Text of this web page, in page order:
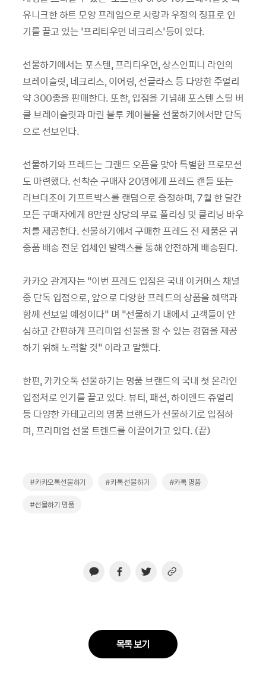
유니크한 하트 모양 프레임으로 사랑과 우정의 징표로 인
기를 끌고 있는 ‘프리티우먼 네크리스’등이 있다.
선물하기에서는 포스텐, 프리티우먼, 샹스인피니 라인의
브레이슬릿, 네크리스, 이어링, 선글라스 등 다양한 주얼리
약 300종을 판매한다. 또한, 입점을 기념해 포스텐 스틸 버
클 브레이슬릿과 마린 블루 케이블을 선물하기에서만 단독
으로 선보인다.
선물하기와 프레드는 그랜드 오픈을 맞아 특별한 프로모션
도 마련했다. 선착순 구매자 20명에게 프레드 캔들 또는
리브더조이 기프트박스를 랜덤으로 증정하며, 7월 한 달간
모든 구매자에게 8만원 상당의 무료 폴리싱 및 클리닝 바우
처를 제공한다. 선물하기에서 구매한 프레드 전 제품은 귀
중품 배송 전문 업체인 발렉스를 통해 안전하게 배송된다.
카카오 관계자는 “이번 프레드 입점은 국내 이커머스 채널
중 단독 입점으로, 앞으로 다양한 프레드의 상품을 혜택과
함께 선보일 예정이다” 며 “선물하기 내에서 고객들이 안
심하고 간편하게 프리미엄 선물을 할 수 있는 경험을 제공
하기 위해 노력할 것” 이라고 말했다.
한편, 카카오톡 선물하기는 명품 브랜드의 국내 첫 온라인
입점처로 인기를 끌고 있다. 뷰티, 패션, 하이엔드 쥬얼리
등 다양한 카테고리의 명품 브랜드가 선물하기로 입점하
며, 프리미엄 선물 트렌드를 이끌어가고 있다. (끝)
#카카오톡선물하기 #카톡 선물하기 #카톡 명품
#선물하기 명품
목록 보기